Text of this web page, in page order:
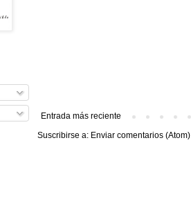
Entrada más reciente
Suscribirse a: Enviar comentarios (Atom)